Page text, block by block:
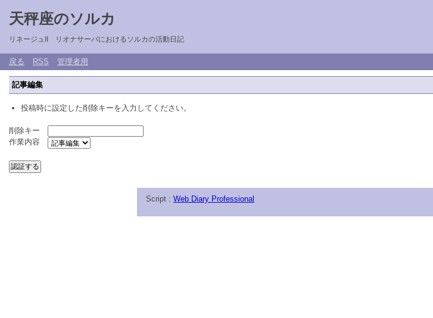
天秤座のソルカ
リネージュII リオナサーバにおけるソルカの活動日記
戻る RSS 管理者用
記事編集
投稿時に設定した削除キーを入力してください。
削除キー
作業内容
Script : Web Diary Professional